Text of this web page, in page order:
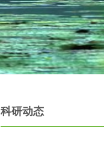
科研动态